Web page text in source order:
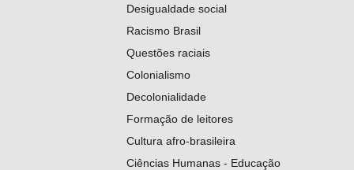
Desigualdade social
Racismo Brasil
Questões raciais
Colonialismo
Decolonialidade
Formação de leitores
Cultura afro-brasileira
Ciências Humanas - Educação